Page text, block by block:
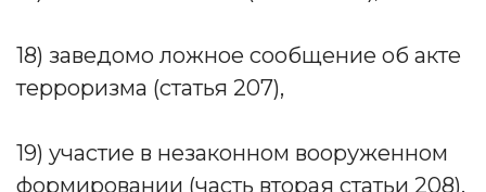
18) заведомо ложное сообщение об акте
терроризма (статья 207),
19) участие в незаконном вооруженном
формировании (часть вторая статьи 208),